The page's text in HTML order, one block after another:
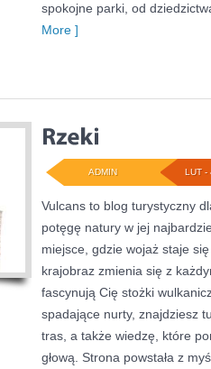
spokojne parki, od
More ]
LUT -
ADMIN
Vulcans to blog turystyczny
potęgę natury w jej
miejsce, gdzie wojaż staje
krajobraz zmienia się z
fascynują Cię stożki
spadające nurty, znajdziesz
tras, a także wiedzę, które
głową. Strona powstała z